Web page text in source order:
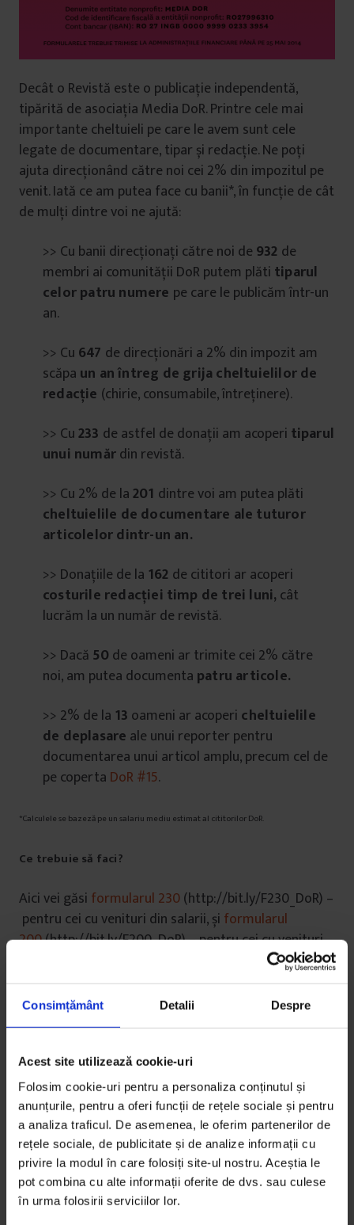
Consimțământ Detalii Despre
Acest site utilizează cookie-uri
Folosim cookie-uri pentru a personaliza conținutul și
anunțurile, pentru a oferi funcții de rețele sociale și pentru
a analiza traficul. De asemenea, le oferim partenerilor de
rețele sociale, de publicitate și de analize informații cu
privire la modul în care folosiți site-ul nostru. Aceștia le
pot combina cu alte informații oferite de dvs. sau culese
în urma folosirii serviciilor lor.
Decât o Revistă este o publicație independentă,
tipărită de asociația Media DoR. Printre cele mai
importante cheltuieli pe care le avem sunt cele
legate de documentare, tipar și redacție. Ne poți
ajuta direcționând către noi cei 2% din impozitul pe
venit. Iată ce am putea face cu banii*, în funcție de cât
de mulți dintre voi ne ajută:
>> Cu banii direcționați către noi de 932 de
membri ai comunității DoR putem plăti tiparul
celor patru numere pe care le publicăm într-un
an.
>> Cu 647 de direcționări a 2% din impozit am
scăpa un an întreg de grija cheltuielilor de
redacție (chirie, consumabile, întreținere).
>> Cu233 de astfel de donații am acoperi tiparul
unui numărdin revistă.
>> Cu 2% de la201 dintre voi am putea plăti
cheltuielile de documentare ale tuturor
articolelor dintr-un an.
>> Donațiile de la 162 de cititori ar acoperi
costurile redacției timp de trei luni, cât
lucrăm la un număr de revistă.
>> Dacă 50 de oameni ar trimite cei 2% către
noi, am putea documenta patru articole.
>> 2% de la 13 oameni ar acoperi cheltuielile
de deplasare ale unui reporter pentru
documentarea unui articol amplu, precum cel de
pe coperta DoR #15.
*Calculele se bazeză pe un salariu mediu estimat al cititorilor DoR.
Ce trebuie să faci?
Aici vei găsi formularul 230(http://bit.ly/F230_DoR) –
pentru cei cu venituri din salarii, și formularul
200(http://bit.ly/F200_DoR) – pentru cei cu venituri
din alte surse, precompletate cu datele Media DoR.
Denumite entitate nonprofit:
Media DoR
Cod de identificare fiscală a entității nonprofit:
Cont bancar (IBAN):RO 27 INGB 0000 9999 0233
3954
Formularele trebuie trimise la administrația
financiară până pe23 mai 2014.Mulțumim.